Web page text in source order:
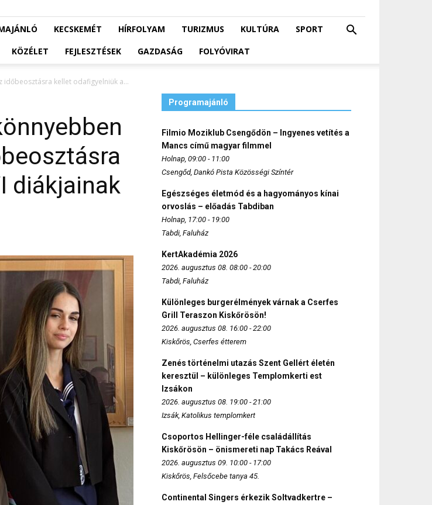
KECSKEMÉT HÍRFOLYAM TURIZMUS KULTÚRA
SPORT
KÖZÉLET FEJLESZTÉSEK GAZDASÁG FOLYÓVIRAT
kellet odafigyelniük a...
diákjainak
Programajánló
Filmio Moziklub Csengődön – Ingyenes vetítés a
Mancs című magyar filmmel
Holnap, 09:00 - 11:00
Csengőd, Dankó Pista Közösségi Színtér
Egészséges életmód és a hagyományos kínai
orvoslás – előadás Tabdiban
Holnap, 17:00 - 19:00
Tabdi, Faluház
KertAkadémia 2026
2026. augusztus 08. 08:00 - 20:00
Tabdi, Faluház
Különleges burgerélmények várnak a Cserfes
Grill Teraszon Kiskőrösön!
2026. augusztus 08. 16:00 - 22:00
Kiskőrös, Cserfes étterem
Zenés történelmi utazás Szent Gellért életén
keresztül – különleges Templomkerti est
Izsákon
2026. augusztus 08. 19:00 - 21:00
Izsák, Katolikus templomkert
Csoportos Hellinger-féle családállítás
Kiskőrösön – önismereti nap Takács Reával
2026. augusztus 09. 10:00 - 17:00
Kiskőrös, Felsőcebe tanya 45.
Continental Singers érkezik Soltvadkertre –